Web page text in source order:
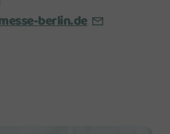
berlin.de